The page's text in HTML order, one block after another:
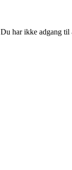
Du har ikke adgang til